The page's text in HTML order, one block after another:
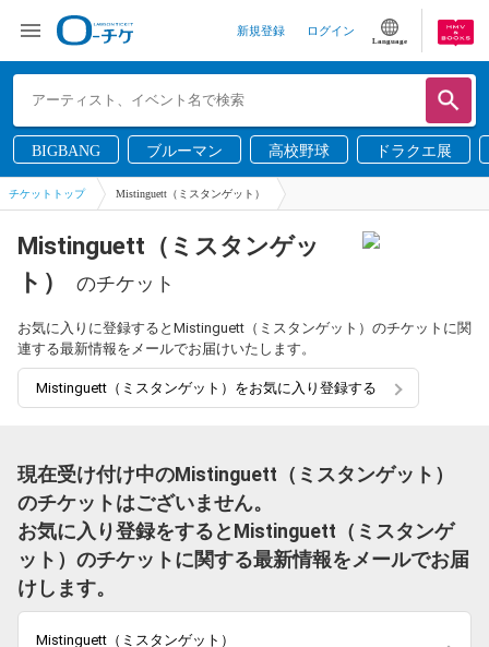
新規登録 ログイン
Language
BIGBANG ブルーマン 高校野球 ドラクエ展
チケットトップ Mistinguett（ミスタンゲット）
Mistinguett（ミスタンゲッ
ト）
のチケット
お気に入りに登録するとMistinguett（ミスタンゲット）のチケットに関
連する最新情報をメールでお届けいたします。
Mistinguett（ミスタンゲット）をお気に入り登録する
現在受け付け中のMistinguett（ミスタンゲット）
のチケットはございません。
お気に入り登録をするとMistinguett（ミスタンゲ
ット）のチケットに関する最新情報をメールでお届
けします。
Mistinguett（ミスタンゲット）